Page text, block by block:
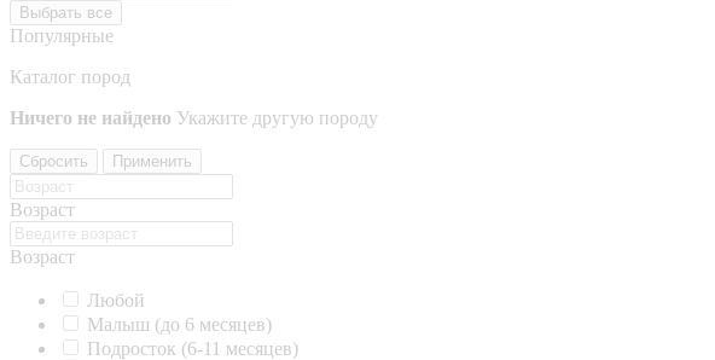
Выбрать все
Популярные
Каталог пород
Ничего не найдено Укажите другую породу
Сбросить Применить
Возраст
Возраст
Любой
Малыш (до 6 месяцев)
Подросток (6-11 месяцев)